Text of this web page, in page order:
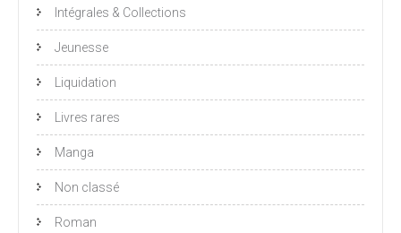
Intégrales & Collections
Jeunesse
Liquidation
Livres rares
Manga
Non classé
Roman